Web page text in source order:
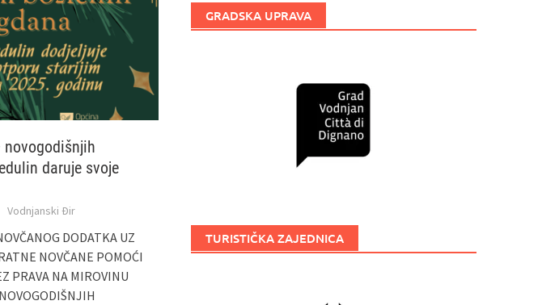
novogodišnjih
daruje svoje
Vodnjanski Đir
DODATKA UZ
NOVČANE POMOĆI
PRAVA NA MIROVINU
GRADSKA UPRAVA
TURISTIČKA ZAJEDNICA